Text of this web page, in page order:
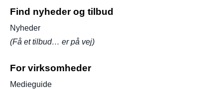
Find nyheder og tilbud
Nyheder
(Få et tilbud… er på vej)
For virksomheder
Medieguide